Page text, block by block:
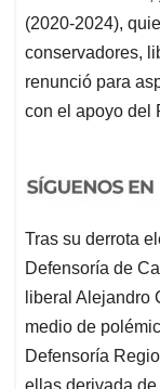
(2020-2024),
conservadores,
renunció para
con el apoyo del
Tras su derrota
Defensoría de
liberal Alejandro
medio de
Defensoría